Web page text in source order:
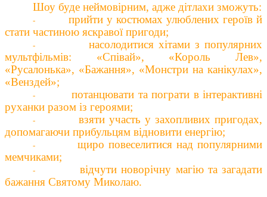
Шоу буде неймовірним, адже дітлахи зможуть:
-
прийти у костюмах улюблених героїв й
стати частиною яскравої пригоди;
-
насолодитися хітами з популярних
мультфільмів: «Співай», «Король Лев»,
«Русалонька», «Бажання», «Монстри на канікулах»,
«Венздей»;
-
потанцювати та пограти в інтерактивні
руханки разом із героями;
-
взяти участь у захопливих пригодах,
допомагаючи прибульцям відновити енергію;
- щиро повеселитисянад популярними
мемчиками;
- відчути новорічну магіюта загадати
бажання Святому Миколаю.